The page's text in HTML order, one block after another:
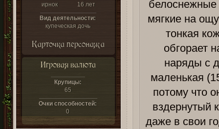
ирнок
16 лет
Вид деятельности:
купеческая дочь
Карточка персонажа
Игровая валюта
Крупицы:
65
Очки способностей:
0
белоснежные
мягкие на
тонкая
обгорает
наряды с
маленькая
потому что
вздернутый
даже в свои